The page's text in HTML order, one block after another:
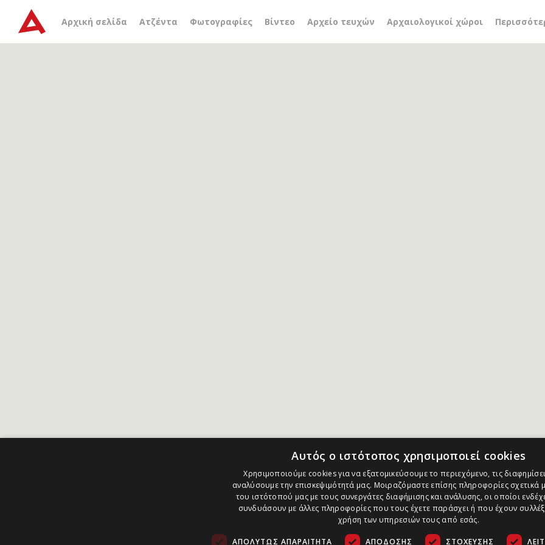
Αρχική σελίδα Ατζέντα Φωτογραφίες Βίντεο Αρχείο τευχών Αρχαιολογικοί χώροι
Αρχείο ετικέτας Δρ Νίκος Ξανθούλης
Αυτός ο ιστότοπος χρησιμοποιεί cookies
Χρησιμοποιούμε cookies για να εξατομικεύσουμε το περιεχόμενο, τις
αναλύσουμε την επισκεψιμότητά μας. Μοιραζόμαστε επίσης πληροφορίες σχετικά
του ιστότοπού μας με τους συνεργάτες διαφήμισης και ανάλυσης, οι οποίοι
συνδυάσουν με άλλες πληροφορίες που τους έχετε παράσχει ή που έχουν
χρήση των υπηρεσιών τους από εσάς.
ΑΠΟΛΎΤΩΣ ΑΠΑΡΑΊΤΗΤΑ ΑΠΌΔΟΣΗΣ ΣΤΌΧΕΥΣΗΣ